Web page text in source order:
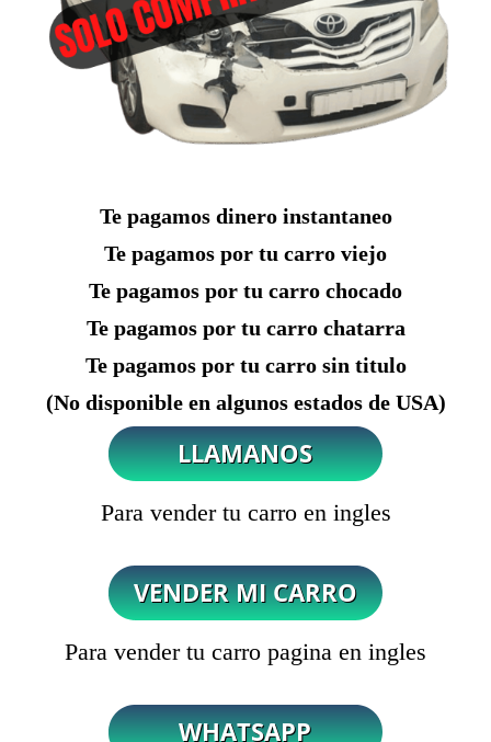
Te pagamos dinero instantaneo
Te pagamos por tu carro viejo
Te pagamos por tu carro chocado
Te pagamos por tu carro chatarra
Te pagamos por tu carro sin titulo
(No disponible en algunos estados de USA)
Para vender tu carro en ingles
Para vender tu carro pagina en ingles